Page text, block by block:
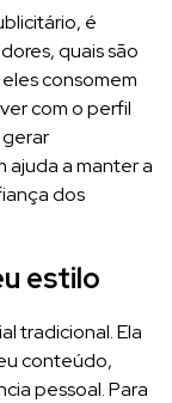
é
quais são
consomem
com o perfil
gerar
ajuda a manter a
dos
estilo
tradicional. Ela
conteúdo,
pessoal. Para